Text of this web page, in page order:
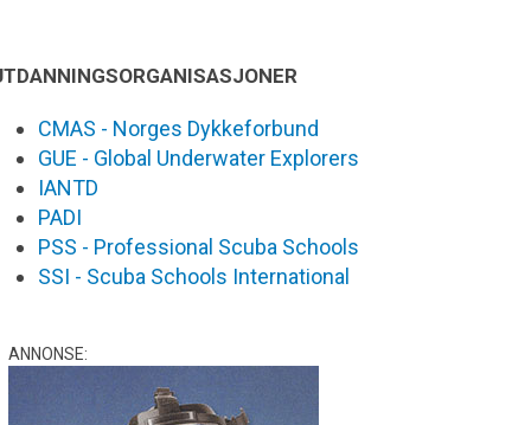
CMAS - Norges Dykkeforbund
GUE - Global Underwater Explorers
IANTD
PADI
PSS - Professional Scuba Schools
SSI - Scuba Schools International
ANNONSE: